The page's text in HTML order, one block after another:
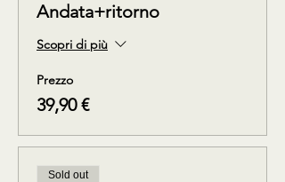
Andata+ritorno
Scopri di più
Prezzo
39,90 €
Sold out